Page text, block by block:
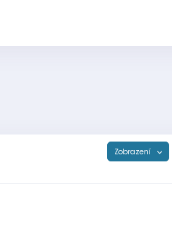
Zobrazení